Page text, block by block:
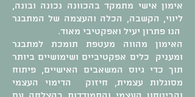
אימון אישי מתמקד בהכוונה נכונה ובונה,
ליווי, הקשבה, הכלה והעצמה של המתבגר
הנו פתרון יעיל ואפקטיבי מאוד.
האימון מהווה מעטפת תומכת למתבגר
ומעניק כלים אפקטיביים ושימושיים ביותר
תוך כדי גיוס המשאבים האישיים, פיתוח
מסוגלות עצמית, חיזוק הדימוי העצמי